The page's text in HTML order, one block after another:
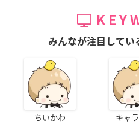
みんなが注目してい
ちいかわ キャ